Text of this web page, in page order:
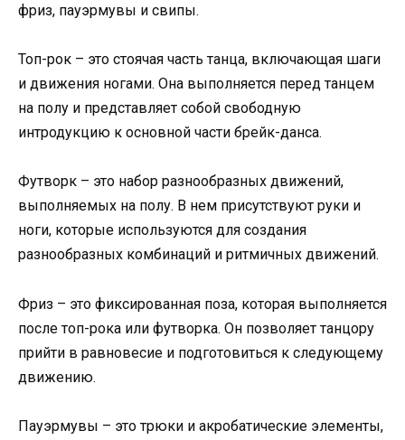
фриз, пауэрмувы и свипы.
Топ-рок – это стоячая часть танца, включающая шаги
и движения ногами. Она выполняется перед танцем
на полу и представляет собой свободную
интродукцию к основной части брейк-данса.
Футворк – это набор разнообразных движений,
выполняемых на полу. В нем присутствуют руки и
ноги, которые используются для создания
разнообразных комбинаций и ритмичных движений.
Фриз – это фиксированная поза, которая выполняется
после топ-рока или футворка. Он позволяет танцору
прийти в равновесие и подготовиться к следующему
движению.
Пауэрмувы – это трюки и акробатические элементы,